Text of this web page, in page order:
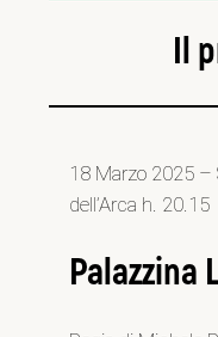
Il
18 Marzo 2025 –
dell’Arca h. 20.15
Palazzina